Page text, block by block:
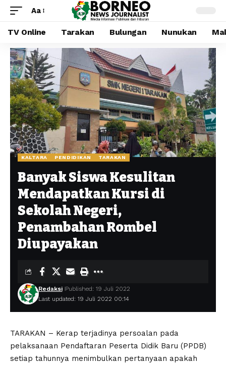
Aa
TV Online Tarakan Bulungan Nunukan
KALTARA PENDIDIKAN TARAKAN
Banyak Siswa Kesulitan
Mendapatkan Kursi di
Sekolah Negeri,
Penambahan Rombel
Diupayakan
Last updated: 19 Juli 2022 00:14
Redaksi Published: 19 Juli 2022
TARAKAN – Kerap terjadinya persoalan pada
pelaksanaan Pendaftaran Peserta Didik Baru (PPDB)
setiap tahunnya menimbulkan pertanyaan apakah